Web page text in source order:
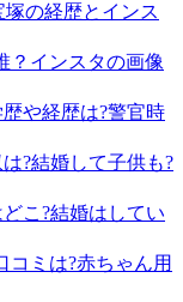
の経歴とインス
？インスタの画像
や経歴は?警官時
?結婚して子供も?
こ?結婚はしてい
コミは?赤ちゃん用